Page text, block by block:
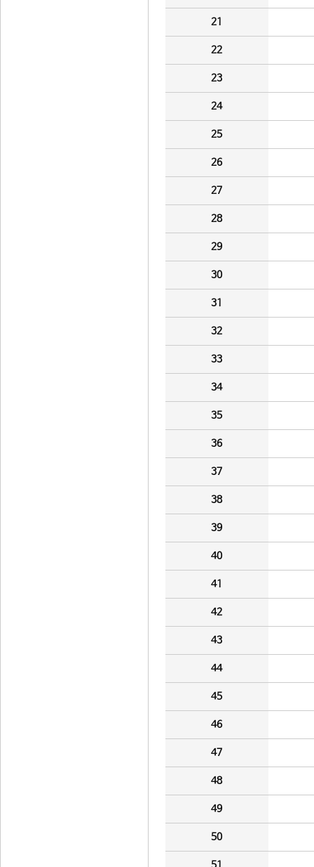
21
22
23
24
25
26
27
28
29
30
31
32
33
34
35
36
37
38
39
40
41
42
43
44
45
46
47
48
49
50
51